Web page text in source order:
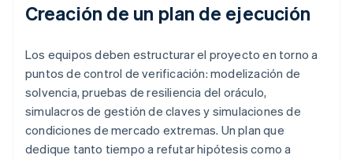
Creación de un plan de ejecución
Los equipos deben estructurar el proyecto en torno a
puntos de control de verificación: modelización de
solvencia, pruebas de resiliencia del oráculo,
simulacros de gestión de claves y simulaciones de
condiciones de mercado extremas. Un plan que
dedique tanto tiempo a refutar hipótesis como a